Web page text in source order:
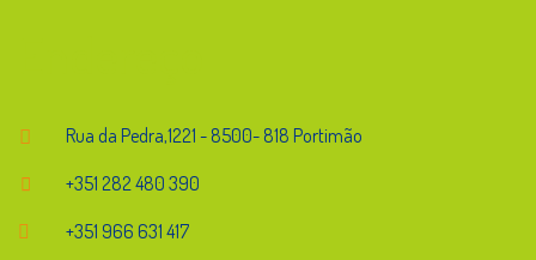
Rua da Pedra,1221 - 8500- 818 Portimão
+351 282 480 390
+351 966 631 417